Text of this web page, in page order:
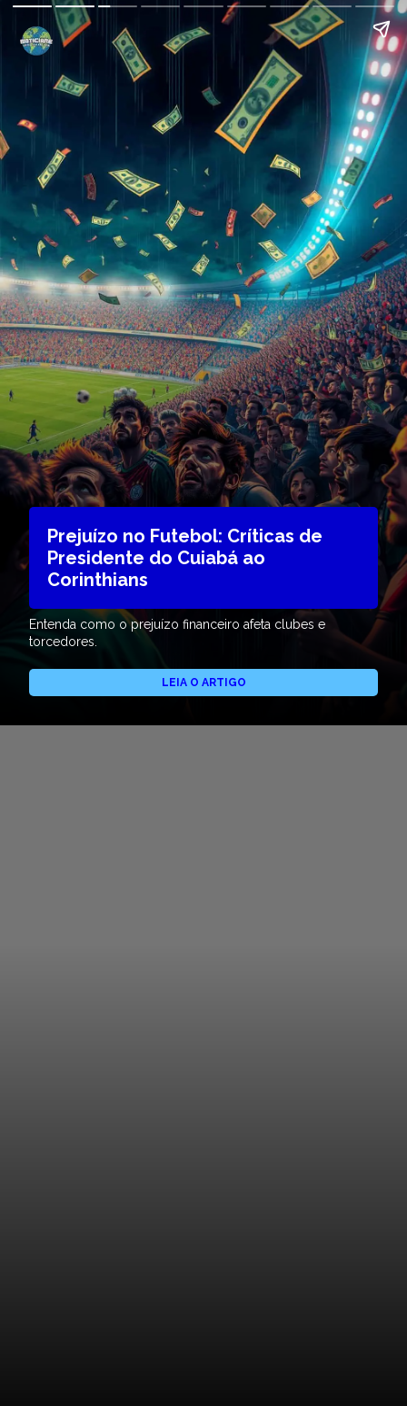
Prejuízo no Futebol: Críticas de
Presidente do Cuiabá ao
Corinthians
Entenda como o prejuízo financeiro afeta clubes e
torcedores.
LEIA O ARTIGO